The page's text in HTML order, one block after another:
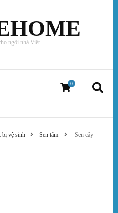
ngôi nhà Việt
0
bị vệ sinh Sen tắm Sen cây